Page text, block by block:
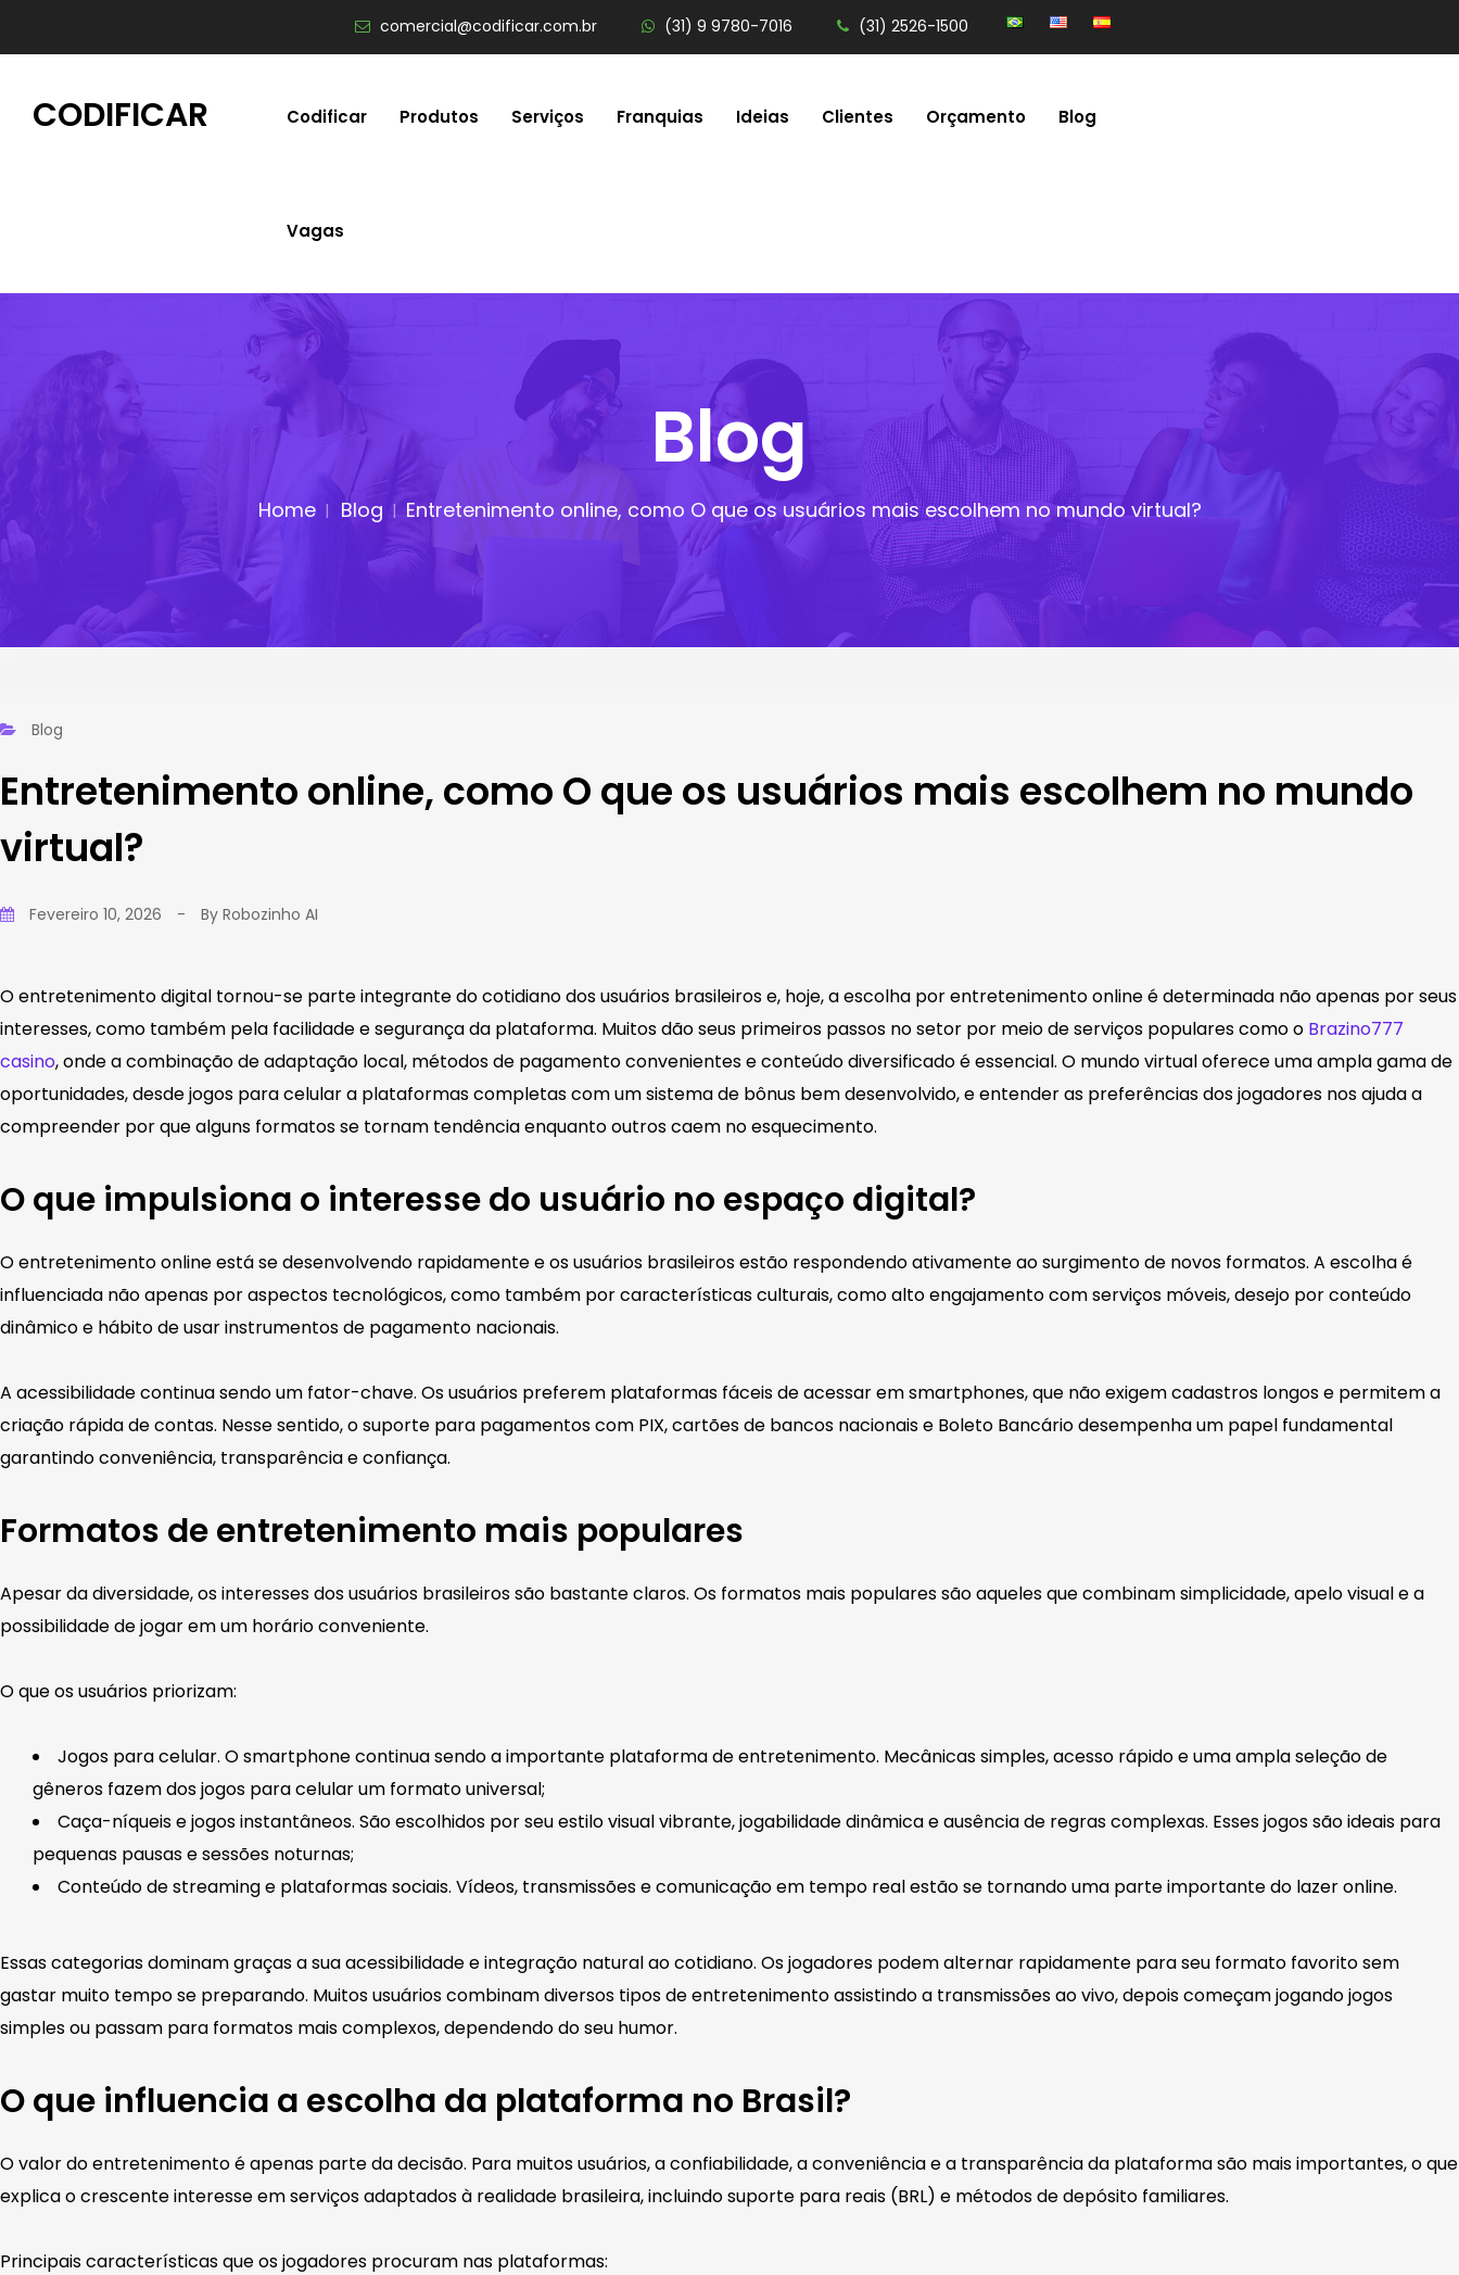
comercial@codificar.com.br (31) 9 9780-7016 (31) 2526-1500
CODIFICAR Codificar Produtos Serviços Franquias Ideias Clientes Orçamento Blog
Vagas
Blog
Home Blog Entretenimento online, como O que os usuários mais escolhem no mundo virtual?
Blog
Entretenimento online, como O que os usuários mais escolhem no mundo
virtual?
Fevereiro 10, 2026 - By Robozinho AI
O entretenimento digital tornou-se parte integrante do cotidiano dos usuários brasileiros e, hoje, a escolha por entretenimento online é determinada não apenas por seus
interesses, como também pela facilidade e segurança da plataforma. Muitos dão seus primeiros passos no setor por meio de serviços populares como o Brazino777
casino, onde a combinação de adaptação local, métodos de pagamento convenientes e conteúdo diversificado é essencial. O mundo virtual oferece uma ampla gama de
oportunidades, desde jogos para celular a plataformas completas com um sistema de bônus bem desenvolvido, e entender as preferências dos jogadores nos ajuda a
compreender por que alguns formatos se tornam tendência enquanto outros caem no esquecimento.
O que impulsiona o interesse do usuário no espaço digital?
O entretenimento online está se desenvolvendo rapidamente e os usuários brasileiros estão respondendo ativamente ao surgimento de novos formatos. A escolha é
influenciada não apenas por aspectos tecnológicos, como também por características culturais, como alto engajamento com serviços móveis, desejo por conteúdo
dinâmico e hábito de usar instrumentos de pagamento nacionais.
A acessibilidade continua sendo um fator-chave. Os usuários preferem plataformas fáceis de acessar em smartphones, que não exigem cadastros longos e permitem a
criação rápida de contas. Nesse sentido, o suporte para pagamentos com PIX, cartões de bancos nacionais e Boleto Bancário desempenha um papel fundamental
garantindo conveniência, transparência e confiança.
Formatos de entretenimento mais populares
Apesar da diversidade, os interesses dos usuários brasileiros são bastante claros. Os formatos mais populares são aqueles que combinam simplicidade, apelo visual e a
possibilidade de jogar em um horário conveniente.
O que os usuários priorizam:
Jogos para celular. O smartphone continua sendo a importante plataforma de entretenimento. Mecânicas simples, acesso rápido e uma ampla seleção de
gêneros fazem dos jogos para celular um formato universal;
Caça-níqueis e jogos instantâneos. São escolhidos por seu estilo visual vibrante, jogabilidade dinâmica e ausência de regras complexas. Esses jogos são ideais para
pequenas pausas e sessões noturnas;
Conteúdo de streaming e plataformas sociais. Vídeos, transmissões e comunicação em tempo real estão se tornando uma parte importante do lazer online.
Essas categorias dominam graças a sua acessibilidade e integração natural ao cotidiano. Os jogadores podem alternar rapidamente para seu formato favorito sem
gastar muito tempo se preparando. Muitos usuários combinam diversos tipos de entretenimento assistindo a transmissões ao vivo, depois começam jogando jogos
simples ou passam para formatos mais complexos, dependendo do seu humor.
O que influencia a escolha da plataforma no Brasil?
O valor do entretenimento é apenas parte da decisão. Para muitos usuários, a confiabilidade, a conveniência e a transparência da plataforma são mais importantes, o que
explica o crescente interesse em serviços adaptados à realidade brasileira, incluindo suporte para reais (BRL) e métodos de depósito familiares.
Principais características que os jogadores procuram nas plataformas: